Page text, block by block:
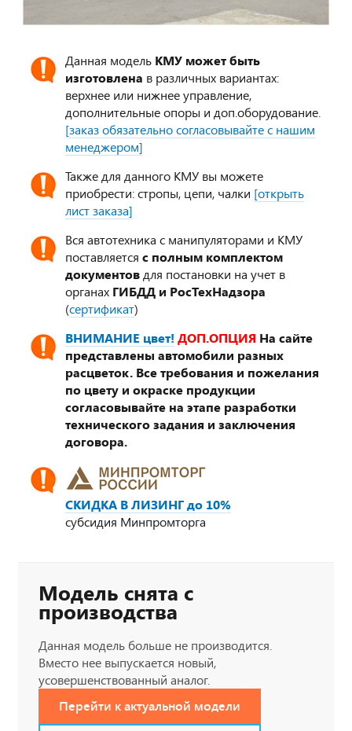
Данная модель КМУ может быть
изготовлена в различных вариантах:
верхнее или нижнее управление,
дополнительные опоры и доп.оборудование.
[заказ обязательно согласовывайте с нашим
менеджером]
Также для данного КМУ вы можете
приобрести: стропы, цепи, чалки [открыть
лист заказа]
Вся автотехника с манипуляторами и КМУ
поставляется с полным комплектом
документов для постановки на учет в
органах ГИБДД и РосТехНадзора
(сертификат)
ВНИМАНИЕ цвет! ДОП.ОПЦИЯ На сайте
представлены автомобили разных
расцветок. Все требования и пожелания
по цвету и окраске продукции
согласовывайте на этапе разработки
технического задания и заключения
договора.
СКИДКА В ЛИЗИНГ до 10%
субсидия Минпромторга
Модель снята с
производства
Данная модель больше не производится.
Вместо нее выпускается новый,
усовершенствованный аналог.
Перейти к актуальной модели